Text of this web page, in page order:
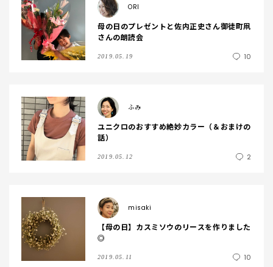
ORI
母の日のプレゼントと佐内正史さん御徒町凧
さんの朗読会
2019.05.19 10
ふみ
ユニクロのおすすめ絶妙カラー（＆おまけの
話）
2019.05.12 2
misaki
【母の日】カスミソウのリースを作りました
◎
2019.05.11 10